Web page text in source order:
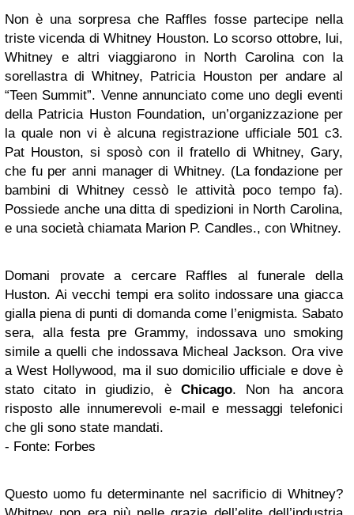
Non è una sorpresa che Raffles fosse partecipe nella
triste vicenda di Whitney Houston. Lo scorso ottobre, lui,
Whitney e altri viaggiarono in North Carolina con la
sorellastra di Whitney, Patricia Houston per andare al
“Teen Summit”. Venne annunciato come uno degli eventi
della Patricia Huston Foundation, un’organizzazione per
la quale non vi è alcuna registrazione ufficiale 501 c3.
Pat Houston, si sposò con il fratello di Whitney, Gary,
che fu per anni manager di Whitney. (La fondazione per
bambini di Whitney cessò le attività poco tempo fa).
Possiede anche una ditta di spedizioni in North Carolina,
e una società chiamata Marion P. Candles., con Whitney.
Domani provate a cercare Raffles al funerale della
Huston. Ai vecchi tempi era solito indossare una giacca
gialla piena di punti di domanda come l’enigmista. Sabato
sera, alla festa pre Grammy, indossava uno smoking
simile a quelli che indossava Micheal Jackson. Ora vive
a West Hollywood, ma il suo domicilio ufficiale e dove è
stato citato in giudizio, è Chicago. Non ha ancora
risposto alle innumerevoli e-mail e messaggi telefonici
che gli sono state mandati.
- Fonte: Forbes
Questo uomo fu determinante nel sacrificio di Whitney?